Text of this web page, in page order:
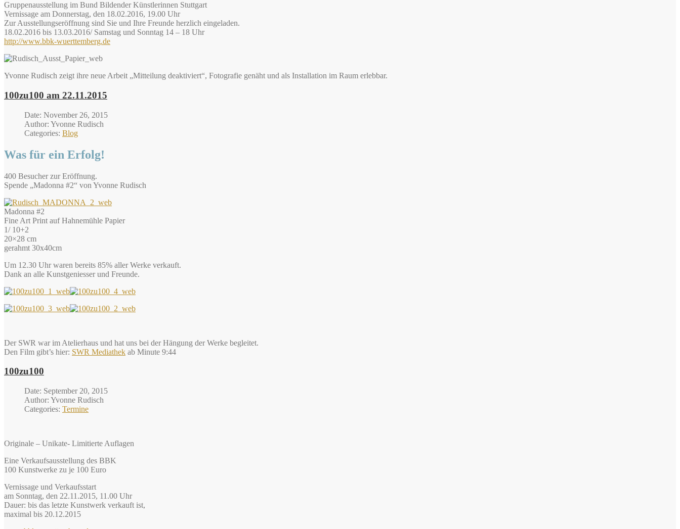
Gruppenausstellung im Bund Bildender Künstlerinnen Stuttgart
Vernissage am Donnerstag, den 18.02.2016, 19.00 Uhr
Zur Ausstellungseröffnung sind Sie und Ihre Freunde herzlich eingeladen.
18.02.2016 bis 13.03.2016/ Samstag und Sonntag 14 – 18 Uhr
http://www.bbk-wuerttemberg.de
Yvonne Rudisch zeigt ihre neue Arbeit „Mitteilung deaktiviert“, Fotografie genäht und als Installation im Raum erlebbar.
100zu100 am 22.11.2015
Date: November 26, 2015
Author: Yvonne Rudisch
Categories: Blog
Was für ein Erfolg!
400 Besucher zur Eröffnung.
Spende „Madonna #2“ von Yvonne Rudisch
Madonna #2
Fine Art Print auf Hahnemühle Papier
1/ 10+2
20×28 cm
gerahmt 30x40cm
Um 12.30 Uhr waren bereits 85% aller Werke verkauft.
Dank an alle Kunstgeniesser und Freunde.
Der SWR war im Atelierhaus und hat uns bei der Hängung der Werke begleitet.
Den Film gibt’s hier: SWR Mediathek ab Minute 9:44
100zu100
Date: September 20, 2015
Author: Yvonne Rudisch
Categories: Termine
Originale – Unikate- Limitierte Auflagen
Eine Verkaufsausstellung des BBK
100 Kunstwerke zu je 100 Euro
Vernissage und Verkaufsstart
am Sonntag, den 22.11.2015, 11.00 Uhr
Dauer: bis das letzte Kunstwerk verkauft ist,
maximal bis 20.12.2015